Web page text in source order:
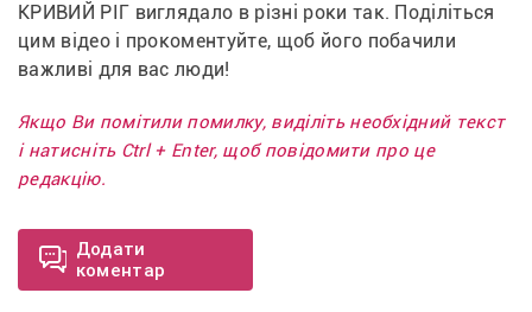
КРИВИЙ РІГ виглядало в різні роки так. Поділіться
цим відео і прокоментуйте, щоб його побачили
важливі для вас люди!
Якщо Ви помітили помилку, виділіть необхідний текст
і натисніть Ctrl + Enter, щоб повідомити про це
редакцію.
Додати
коментар